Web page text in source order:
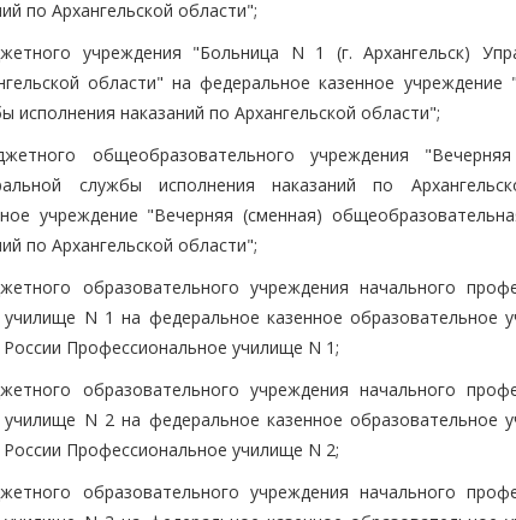
по Архангельской области";
учреждения "Больница N 1 (г. Архангельск)
области" на федеральное казенное учреждение
исполнения наказаний по Архангельской области";
общеобразовательного учреждения
службы исполнения наказаний по
учреждение "Вечерняя (сменная)
по Архангельской области";
образовательного учреждения начального
N 1 на федеральное казенное образовательное
Профессиональное училище N 1;
образовательного учреждения начального
N 2 на федеральное казенное образовательное
Профессиональное училище N 2;
образовательного учреждения начального